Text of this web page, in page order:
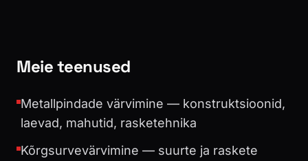
Meie teenused
Metallpindade värvimine — konstruktsioonid,
laevad, mahutid, rasketehnika
Kõrgsurvevärvimine — suurte ja raskete